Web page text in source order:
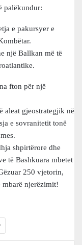
palëkundur:
e pakursyer e
një Ballkan më të
fton për një
aleat gjeostrategjik në
e sovranitetit tonë
shpirtërore dhe
të Bashkuara mbetet
250 vjetorin,
njerëzimit!